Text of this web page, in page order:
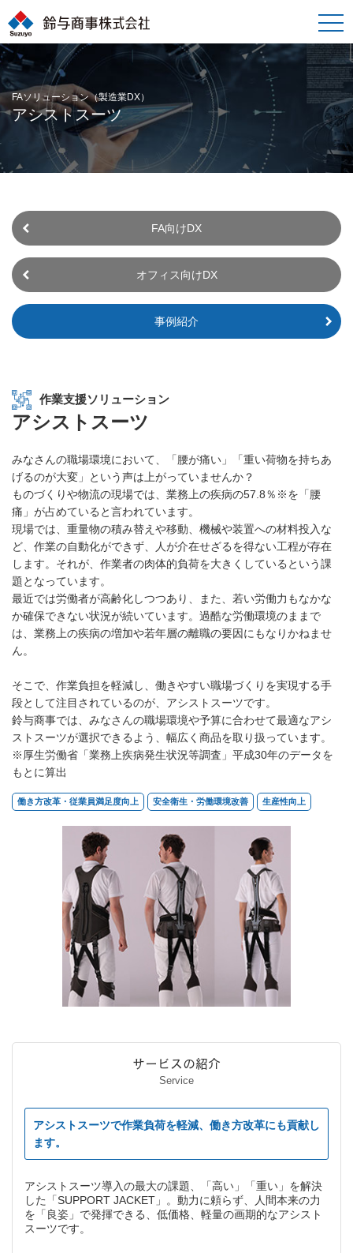
toggle
FAソリューション（製造業DX）
アシストスーツ
FA向けDX
オフィス向けDX
事例紹介
作業支援ソリューション
アシストスーツ
みなさんの職場環境において、「腰が痛い」「重い荷物を持ちあ
げるのが大変」という声は上がっていませんか？
ものづくりや物流の現場では、業務上の疾病の57.8％※を「腰
痛」が占めていると言われています。
現場では、重量物の積み替えや移動、機械や装置への材料投入な
ど、作業の自動化ができず、人が介在せざるを得ない工程が存在
します。それが、作業者の肉体的負荷を大きくしているという課
題となっています。
最近では労働者が高齢化しつつあり、また、若い労働力もなかな
か確保できない状況が続いています。過酷な労働環境のままで
は、業務上の疾病の増加や若年層の離職の要因にもなりかねませ
ん。
そこで、作業負担を軽減し、働きやすい職場づくりを実現する手
段として注目されているのが、アシストスーツです。
鈴与商事では、みなさんの職場環境や予算に合わせて最適なアシ
ストスーツが選択できるよう、幅広く商品を取り扱っています。
※厚生労働省「業務上疾病発生状況等調査」平成30年のデータを
もとに算出
働き方改革・従業員満足度向上 安全衛生・労働環境改善 生産性向上
サービスの紹介
Service
アシストスーツで作業負荷を軽減、働き方改革にも貢献し
ます。
アシストスーツ導入の最大の課題、「高い」「重い」を解決
した「SUPPORT JACKET」。動力に頼らず、人間本来の力
を「良姿」で発揮できる、低価格、軽量の画期的なアシスト
スーツです。